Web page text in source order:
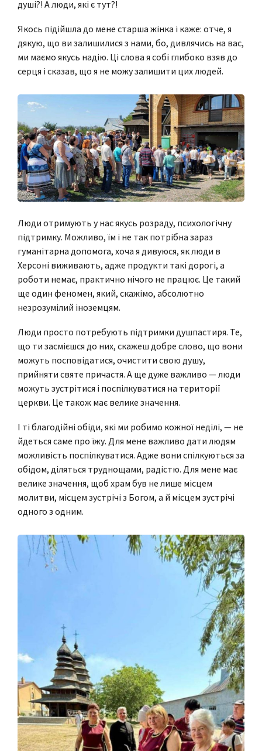
душі?! А люди, які є тут?!
Якось підійшла до мене старша жінка і каже: отче, я
дякую, що ви залишилися з нами, бо, дивлячись на вас,
ми маємо якусь надію. Ці слова я собі глибоко взяв до
серця і сказав, що я не можу залишити цих людей.
Люди отримують у нас якусь розраду, психологічну
підтримку. Можливо, їм і не так потрібна зараз
гуманітарна допомога, хоча я дивуюся, як люди в
Херсоні виживають, адже продукти такі дорогі, а
роботи немає, практично нічого не працює. Це такий
ще один феномен, який, скажімо, абсолютно
незрозумілий іноземцям.
Люди просто потребують підтримки душпастиря. Те,
що ти засмієшся до них, скажеш добре слово, що вони
можуть посповідатися, очистити свою душу,
прийняти святе причастя. А ще дуже важливо — люди
можуть зустрітися і поспілкуватися на території
церкви. Це також має велике значення.
І ті благодійні обіди, які ми робимо кожної неділі, — не
йдеться саме про їжу. Для мене важливо дати людям
можливість поспілкуватися. Адже вони спілкуються за
обідом, діляться труднощами, радістю. Для мене має
велике значення, щоб храм був не лише місцем
молитви, місцем зустрічі з Богом, а й місцем зустрічі
одного з одним.